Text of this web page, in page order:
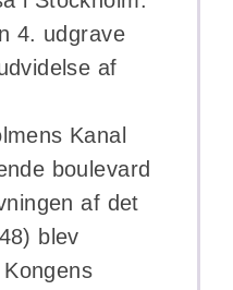
4. udgrave
af
Kanal
boulevard
af det
blev